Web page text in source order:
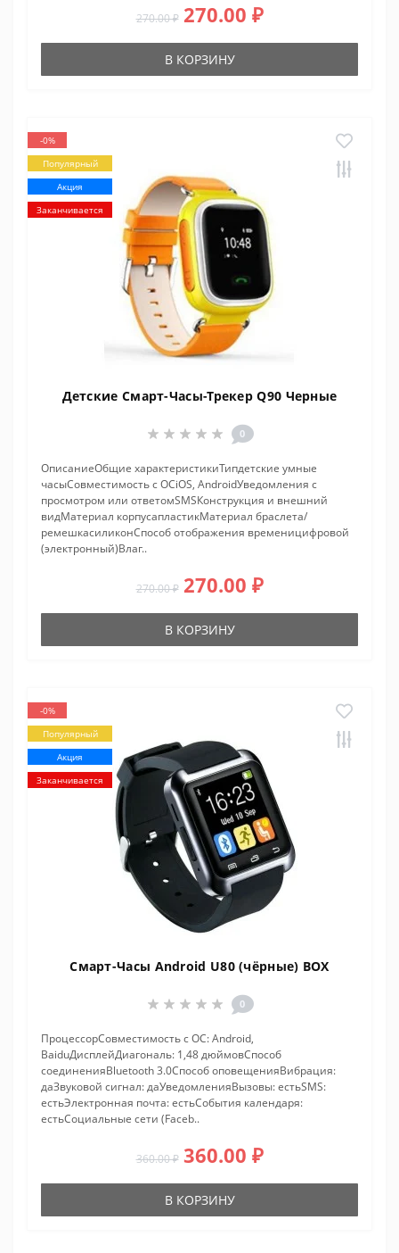
270.00 ₽ 270.00 ₽
В КОРЗИНУ
-0%
Популярный
Акция
Заканчивается
Детские Смарт-Часы-Трекер Q90 Черные
0
ОписаниеОбщие характеристикиТипдетские умные
часыСовместимость с ОСiOS, AndroidУведомления с
просмотром или ответомSMSКонструкция и внешний
видМатериал корпусапластикМатериал браслета/
ремешкасиликонСпособ отображения временицифровой
(электронный)Влаг..
270.00 ₽ 270.00 ₽
В КОРЗИНУ
-0%
Популярный
Акция
Заканчивается
Смарт-Часы Android U80 (чёрные) BOX
0
ПроцессорСовместимость с ОС: Android,
BaiduДисплейДиагональ: 1,48 дюймовСпособ
соединенияBluetooth 3.0Способ оповещенияВибрация:
даЗвуковой сигнал: даУведомленияВызовы: естьSMS:
естьЭлектронная почта: естьСобытия календаря:
естьСоциальные сети (Faceb..
360.00 ₽ 360.00 ₽
В КОРЗИНУ